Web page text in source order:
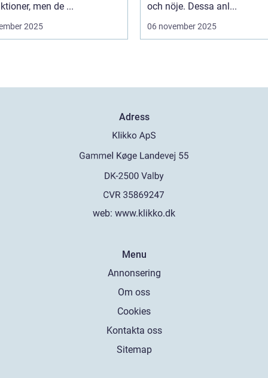
men de ...
2025
och nöje. Dessa anl...
06 november 2025
Adress
web: www.klikko.dk
Menu
Annonsering
Om oss
Cookies
Kontakta oss
Sitemap